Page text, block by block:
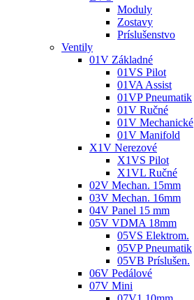
Moduly
Zostavy
Príslušenstvo
Ventily
01V Základné
01VS Pilot
01VA Assist
01VP Pneumatik
01V Ručné
01V Mechanické
01V Manifold
X1V Nerezové
X1VS Pilot
X1VL Ručné
02V Mechan. 15mm
03V Mechan. 16mm
04V Panel 15 mm
05V VDMA 18mm
05VS Elektrom.
05VP Pneumatik
05VB Príslušen.
06V Pedálové
07V Mini